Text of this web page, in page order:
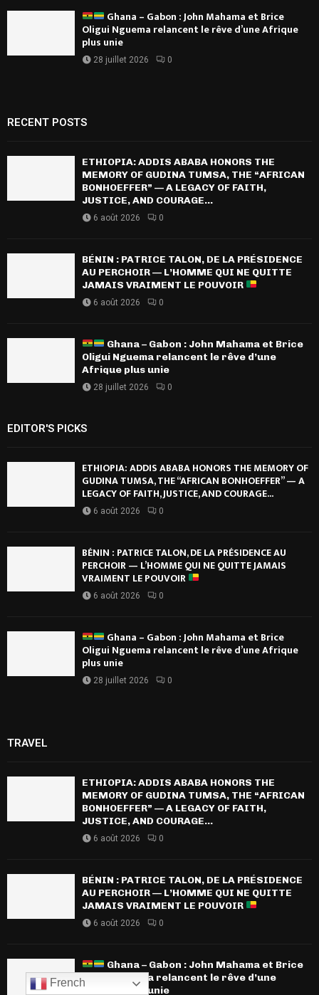
Ghana – Gabon : John Mahama et Brice
Oligui Nguema relancent le rêve d’une Afrique
plus unie
28 juillet 2026 0
RECENT POSTS
ETHIOPIA: ADDIS ABABA HONORS THE
MEMORY OF GUDINA TUMSA, THE “AFRICAN
BONHOEFFER” — A LEGACY OF FAITH,
JUSTICE, AND COURAGE...
6 août 2026 0
BÉNIN : PATRICE TALON, DE LA PRÉSIDENCE
AU PERCHOIR — L’HOMME QUI NE QUITTE
JAMAIS VRAIMENT LE POUVOIR
6 août 2026 0
Ghana – Gabon : John Mahama et Brice
Oligui Nguema relancent le rêve d’une
Afrique plus unie
28 juillet 2026 0
EDITOR'S PICKS
ETHIOPIA: ADDIS ABABA HONORS THE MEMORY OF
GUDINA TUMSA, THE “AFRICAN BONHOEFFER” — A
LEGACY OF FAITH, JUSTICE, AND COURAGE...
6 août 2026 0
BÉNIN : PATRICE TALON, DE LA PRÉSIDENCE AU
PERCHOIR — L’HOMME QUI NE QUITTE JAMAIS
VRAIMENT LE POUVOIR
6 août 2026 0
Ghana – Gabon : John Mahama et Brice
Oligui Nguema relancent le rêve d’une Afrique
plus unie
28 juillet 2026 0
TRAVEL
ETHIOPIA: ADDIS ABABA HONORS THE
MEMORY OF GUDINA TUMSA, THE “AFRICAN
BONHOEFFER” — A LEGACY OF FAITH,
JUSTICE, AND COURAGE...
6 août 2026 0
BÉNIN : PATRICE TALON, DE LA PRÉSIDENCE
AU PERCHOIR — L’HOMME QUI NE QUITTE
JAMAIS VRAIMENT LE POUVOIR
6 août 2026 0
Ghana – Gabon : John Mahama et Brice
Oligui Nguema relancent le rêve d’une
Afrique plus unie
French